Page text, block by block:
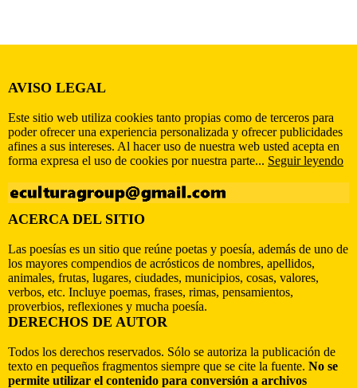
AVISO LEGAL
Este sitio web utiliza cookies tanto propias como de terceros para
poder ofrecer una experiencia personalizada y ofrecer publicidades
afines a sus intereses. Al hacer uso de nuestra web usted acepta en
forma expresa el uso de cookies por nuestra parte... Seguir leyendo
ACERCA DEL SITIO
Las poesías es un sitio que reúne poetas y poesía, además de uno de
los mayores compendios de acrósticos de nombres, apellidos,
animales, frutas, lugares, ciudades, municipios, cosas, valores,
verbos, etc. Incluye poemas, frases, rimas, pensamientos,
proverbios, reflexiones y mucha poesía.
DERECHOS DE AUTOR
Todos los derechos reservados. Sólo se autoriza la publicación de
texto en pequeños fragmentos siempre que se cite la fuente. No se
permite utilizar el contenido para conversión a archivos